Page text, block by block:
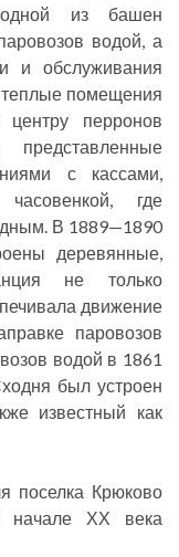
из башен
водой, а
и обслуживания
помещения
перронов
с кассами,
где
В 1889—1890
деревянные,
не только
движение
паровозов
водой в 1861
был устроен
известный как
поселка Крюково
начале ХХ века